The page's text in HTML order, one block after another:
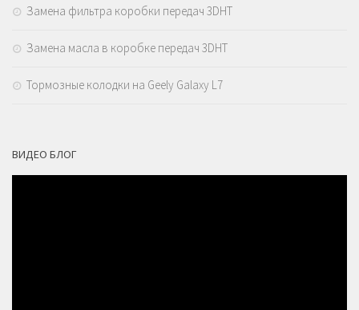
Замена фильтра коробки передач 3DHT
Замена масла в коробке передач 3DHT
Тормозные колодки на Geely Galaxy L7
ВИДЕО БЛОГ